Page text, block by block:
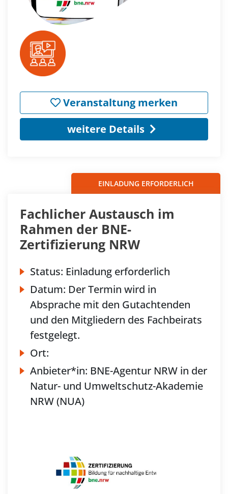
Veranstaltung merken
weitere Details
EINLADUNG ERFORDERLICH
Fachlicher Austausch im
Rahmen der BNE-
Zertifizierung NRW
Status: Einladung erforderlich
Datum: Der Termin wird in
Absprache mit den Gutachtenden
und den Mitgliedern des Fachbeirats
festgelegt.
Ort:
Anbieter*in: BNE-Agentur NRW in der
Natur- und Umweltschutz-Akademie
NRW (NUA)